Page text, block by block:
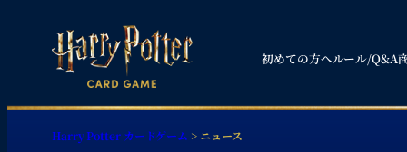
キ
初めての方へルール/Q&A
Harry Potter カードゲーム > ニュース